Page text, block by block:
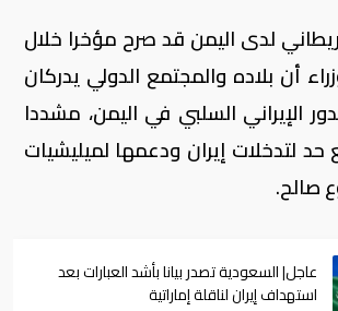
لدى اليمن قد صرح مؤخرا خلال
أن بلاده والمجتمع الدولي يدركان
الإيراني السلبي في اليمن، مشددا
لتدخلات إيران ودعمها لميليشيات
صالح.
عاجل| السعودية تصدر بيانا بأشد العبارات بعد
استهداف إيران لناقلة إماراتية